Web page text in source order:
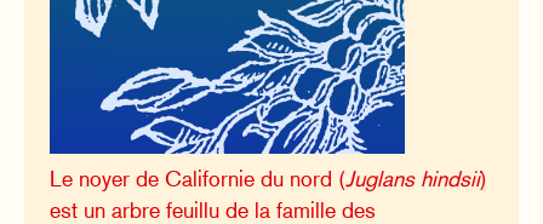
Le noyer de Californie du nord (Juglans hindsii)
est un arbre feuillu de la famille des